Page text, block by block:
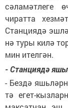
сә­ла­мәт­ле­ге
чи­рат­та
Стан­ци­я­дә
нә ту­ры ки­лә
мин ител­гән.
- Стан­ци­я­дә
- Без­дә
тә егет-